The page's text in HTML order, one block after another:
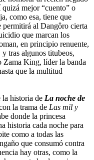
mejor “cuento” o
como esa, tiene que
permitirá al Dangôro cierta
que marcan los
en principio renuente,
tras algunos titubeos,
Zama King, líder la banda
que la multitud
la historia de La noche de
la trama de Las mil y
donde la princesa
historia cada noche para
como a todas las
que consumó contra
hay otras, como la